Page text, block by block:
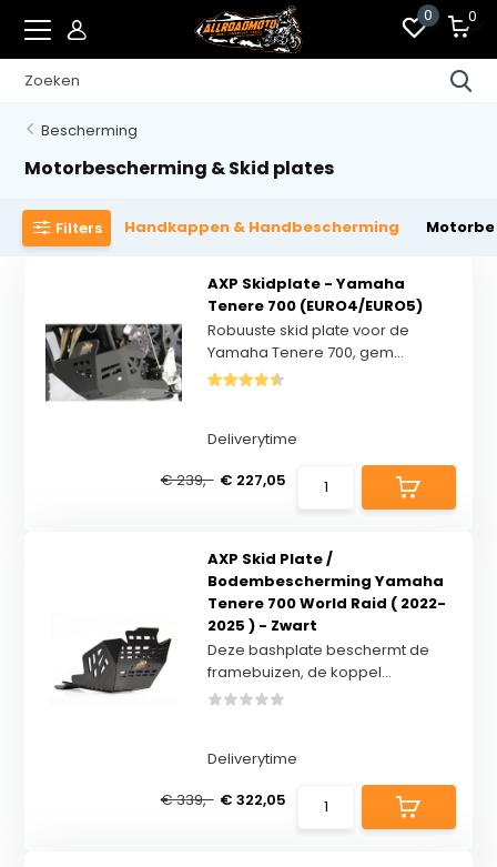
0 0
Bescherming
Motorbescherming & Skid plates
Filters Handkappen & Handbescherming
AXP Skidplate - Yamaha
Tenere 700 (EURO4/EURO5)
Robuuste skid plate voor de
Yamaha Tenere 700, gem...
Deliverytime
€ 239,- € 227,05
AXP Skid Plate /
Bodembescherming Yamaha
Tenere 700 World Raid ( 2022-
2025 ) - Zwart
Deze bashplate beschermt de
framebuizen, de koppel...
Deliverytime
€ 339,- € 322,05